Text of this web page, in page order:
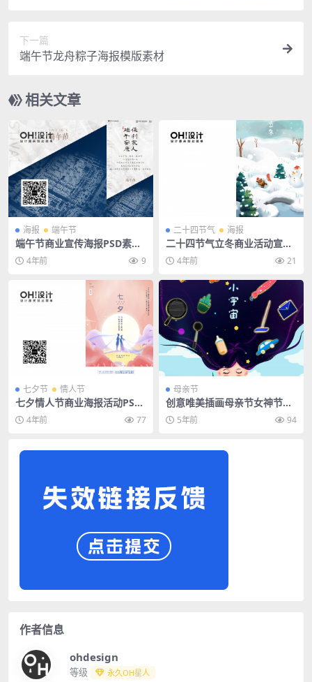
下一篇
端午节龙舟粽子海报模版素材
相关文章
海报 端午节
端午节商业宣传海报PSD素材
模板4年前 9
二十四节气 海报
二十四节气立冬商业活动宣传
海报PSD模板素材
4年前 21
七夕节 情人节
七夕情人节商业海报活动PSD
模板素材
4年前 77
母亲节
创意唯美插画母亲节女神节妈
妈节感恩节祝福简约系列海报
5年前 94
作者信息
ohdesign
等级 永久OH星人